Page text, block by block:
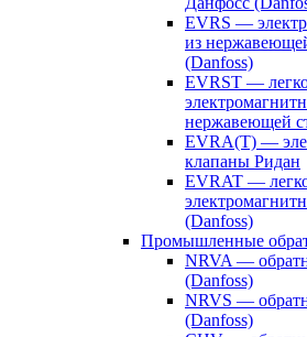
EVRS —
из
(Danfoss)
EVRST —
нержавеющей
EVRA(T) —
клапаны Ридан
EVRAT —
(Danfoss)
Промышленные
NRVA —
(Danfoss)
NRVS —
(Danfoss)